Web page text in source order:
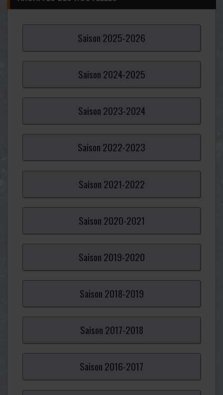
Saison 2025-2026
Saison 2024-2025
Saison 2023-2024
Saison 2022-2023
Saison 2021-2022
Saison 2020-2021
Saison 2019-2020
Saison 2018-2019
Saison 2017-2018
Saison 2016-2017